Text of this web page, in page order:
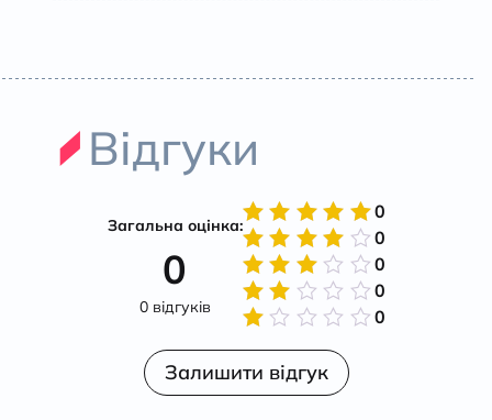
Відгуки
Загальна оцінка:
0
0 відгуків
Оцінено
в5 з 5
0
Оцінено
в4 з
5
0
Оцінено
в3 з
5
0
Оцінено
0
Оцінено
в
1
0
Залишити відгук